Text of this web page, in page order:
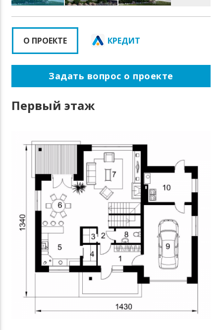
О ПРОЕКТЕ КРЕДИТ
Задать вопрос о проекте
Первый этаж